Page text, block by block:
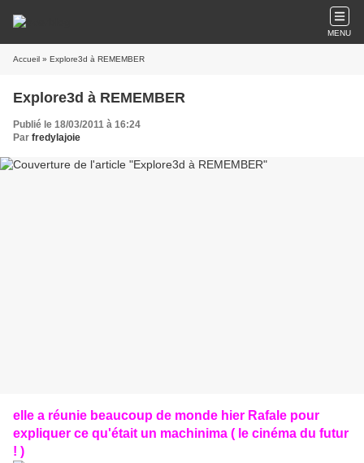
MENU
Accueil » Explore3d à REMEMBER
Explore3d à REMEMBER
Publié le 18/03/2011 à 16:24
Par fredylajoie
elle a réunie beaucoup de monde hier Rafale pour
expliquer ce qu'était un machinima ( le cinéma du futur
! )